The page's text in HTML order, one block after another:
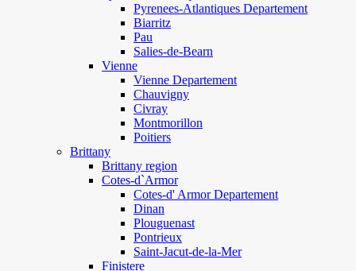
Pyrenees-Atlantiques Departement
Biarritz
Pau
Salies-de-Bearn
Vienne
Vienne Departement
Chauvigny
Civray
Montmorillon
Poitiers
Brittany
Brittany region
Cotes-d`Armor
Cotes-d' Armor Departement
Dinan
Plouguenast
Pontrieux
Saint-Jacut-de-la-Mer
Finistere